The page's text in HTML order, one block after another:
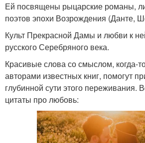
Ей посвящены рыцарские романы,
поэтов эпохи Возрождения (Данте,
Культ Прекрасной Дамы и любви к
русского Серебряного века.
Красивые слова со смыслом, когда-
авторами известных книг, помогут
глубинной сути этого переживания.
цитаты про любовь: